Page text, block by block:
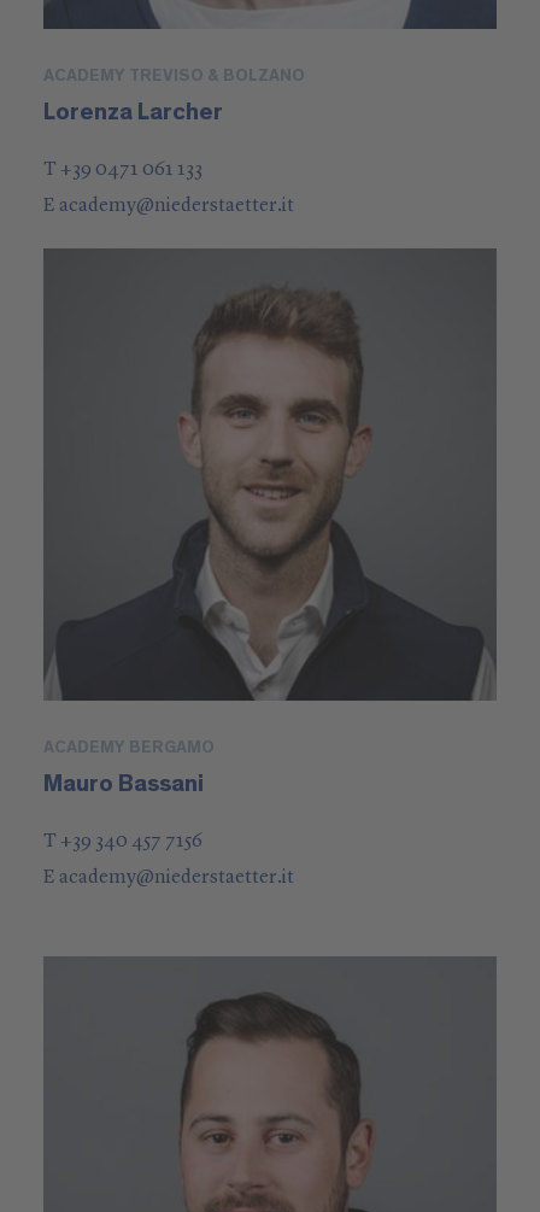
ACADEMY TREVISO & BOLZANO
Lorenza Larcher
T +39 0471 061 133
E academy@niederstaetter.it
ACADEMY BERGAMO
Mauro Bassani
T +39 340 457 7156
E academy@niederstaetter.it